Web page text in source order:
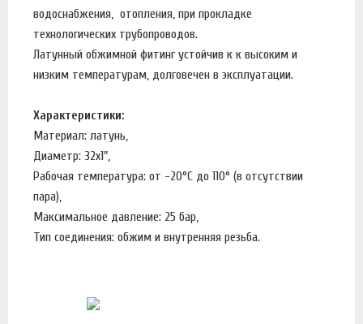
водоснабжения, отопления, при прокладке
технологических трубопроводов.
Латунный обжимной фитинг устойчив к к высоким и
низким температурам, долговечен в эксплуатации.
Характеристики:
Материал: латунь,
Диаметр: 32х1",
Рабочая температура: от -20°C до 110° (в отсутствии
пара),
Максимальное давление: 25 бар,
Тип соединения: обжим и внутренняя резьба.